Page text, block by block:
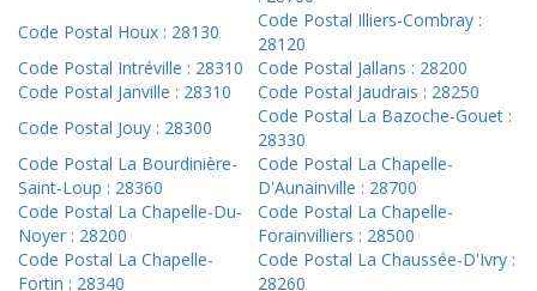
Code Postal Houx : 28130
Code Postal Illiers-Combray :
28120
Code Postal Intréville : 28310
Code Postal Jallans : 28200
Code Postal Janville : 28310
Code Postal Jaudrais : 28250
Code Postal Jouy : 28300
Code Postal La Bazoche-Gouet :
28330
Code Postal La Bourdinière-
Saint-Loup : 28360
Code Postal La Chapelle-
D'Aunainville : 28700
Code Postal La Chapelle-Du-
Noyer : 28200
Code Postal La Chapelle-
Forainvilliers : 28500
Code Postal La Chapelle-
Fortin : 28340
Code Postal La Chaussée-D'Ivry :
28260